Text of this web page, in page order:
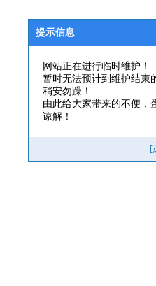
提示信息
网站正在进行临时维护！
暂时无法预计到维护结束
稍安勿躁！
由此给大家带来的不便，
谅解！
[